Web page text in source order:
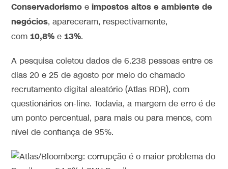
Conservadorismo eimpostos altos e ambiente de
negócios, apareceram, respectivamente,
com10,8% e13%.
A pesquisa coletou dados de 6.238 pessoas entre os
dias 20 e 25 de agosto por meio do chamado
recrutamento digital aleatório (Atlas RDR), com
questionários on-line. Todavia, a margem de erro é de
um ponto percentual, para mais ou para menos, com
nível de confiança de 95%.